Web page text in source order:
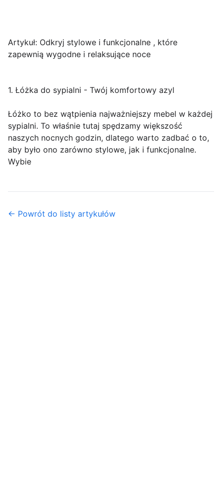
Artykuł: Odkryj stylowe i funkcjonalne , które
zapewnią wygodne i relaksujące noce
1. Łóżka do sypialni - Twój komfortowy azyl
Łóżko to bez wątpienia najważniejszy mebel w każdej
sypialni. To właśnie tutaj spędzamy większość
naszych nocnych godzin, dlatego warto zadbać o to,
aby było ono zarówno stylowe, jak i funkcjonalne.
Wybie
← Powrót do listy artykułów